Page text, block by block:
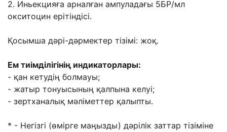
2. Иньекцияға арналған ампуладағы 5БР/мл
окситоцин ерітіндісі.
Қосымша дәрі-дәрмектер тізімі: жоқ.
Ем тиімділігінің индикаторлары:
- қан кетудің болмауы;
- жатыр тонуысының қалпына келуі;
- зертханалық мәліметтер қалыпты.
* - Негізгі (өмірге маңызды) дәрілік заттар тізіміне